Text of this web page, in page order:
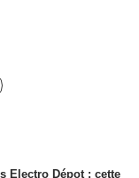
Electro Dépot : cette